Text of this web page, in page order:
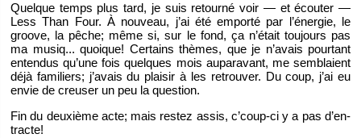
Quelque temps plus tard, je suis re­tourné voir — et écou­ter —
Less Than Four. À nou­veau, j’ai été em­porté par l’éner­gie, le
groove, la pêche; même si, sur le fond, ça n’était tou­jours pas
ma musiq... quoique! Cer­tains thèmes, que je n’avais pour­tant
en­ten­dus qu’une fois quelques mois au­pa­ra­vant, me sem­blaient
déjà fa­mi­liers; j’avais du plai­sir à les re­trou­ver. Du coup, j’ai eu
envie de creu­ser un peu la ques­tion.
Fin du deuxième acte; mais res­tez assis, c’coup-ci y a pas d’en­
tracte!